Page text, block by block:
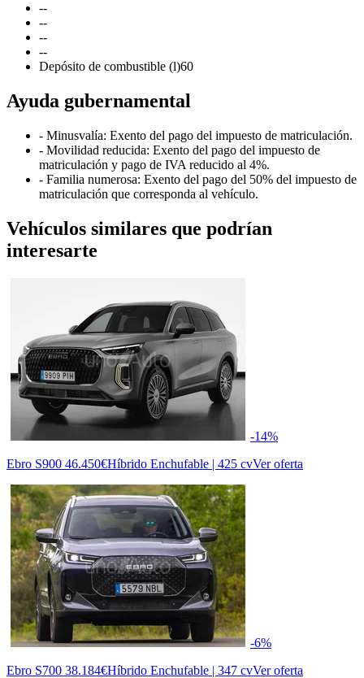
--
--
--
--
Depósito de combustible (l)60
Ayuda gubernamental
- Minusvalía: Exento del pago del impuesto de matriculación.
- Movilidad reducida: Exento del pago del impuesto de
matriculación y pago de IVA reducido al 4%.
- Familia numerosa: Exento del pago del 50% del impuesto de
matriculación que corresponda al vehículo.
Vehículos similares que podrían
interesarte
-14%
Ebro S900 46.450€Híbrido Enchufable | 425 cvVer oferta
-6%
Ebro S700 38.184€Híbrido Enchufable | 347 cvVer oferta